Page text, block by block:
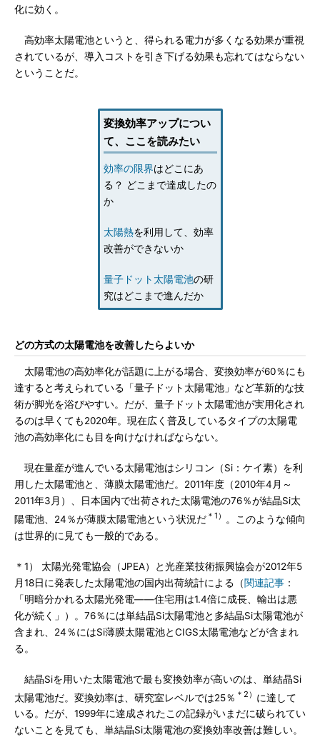
化に効く。
高効率太陽電池というと、得られる電力が多くなる効果が重視
されているが、導入コストを引き下げる効果も忘れてはならない
ということだ。
変換効率アップについ
て、ここを読みたい
効率の限界はどこにあ
る？ どこまで達成したの
か
太陽熱を利用して、効率
改善ができないか
量子ドット太陽電池の研
究はどこまで進んだか
どの方式の太陽電池を改善したらよいか
太陽電池の高効率化が話題に上がる場合、変換効率が60％にも
達すると考えられている「量子ドット太陽電池」など革新的な技
術が脚光を浴びやすい。だが、量子ドット太陽電池が実用化され
るのは早くても2020年。現在広く普及しているタイプの太陽電
池の高効率化にも目を向けなければならない。
現在量産が進んでいる太陽電池はシリコン（Si：ケイ素）を利
用した太陽電池と、薄膜太陽電池だ。2011年度（2010年4月～
2011年3月）、日本国内で出荷された太陽電池の76％が結晶Si太
陽電池、24％が薄膜太陽電池という状況だ ＊1）
。このような傾向
は世界的に見ても一般的である。
＊1） 太陽光発電協会（JPEA）と光産業技術振興協会が2012年5
月18日に発表した太陽電池の国内出荷統計による（関連記事 ：
「明暗分かれる太陽光発電――住宅用は1.4倍に成長、輸出は悪
化が続く」）。76％には単結晶Si太陽電池と多結晶Si太陽電池が
含まれ、24％にはSi薄膜太陽電池とCIGS太陽電池などが含まれ
る。
結晶Siを用いた太陽電池で最も変換効率が高いのは、単結晶Si
太陽電池だ。変換効率は、研究室レベルでは25％ ＊2） に達して
いる。だが、1999年に達成されたこの記録がいまだに破られてい
ないことを見ても、単結晶Si太陽電池の変換効率改善は難しい。